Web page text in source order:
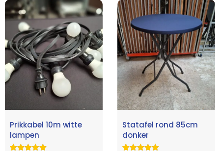
Prikkabel 10m witte
lampen
Statafel rond 85cm
donker